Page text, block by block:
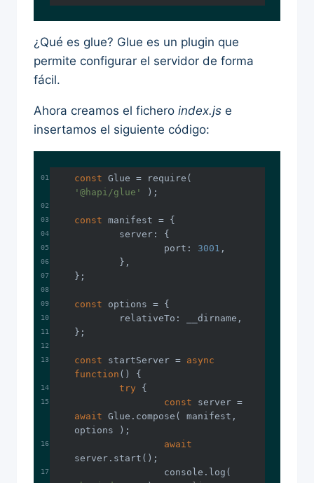
¿Qué es glue? Glue es un plugin que
permite configurar el servidor de forma
fácil.
Ahora creamos el fichero index.js e
insertamos el siguiente código:
const Glue = require
'@hapi/glue'
const
server
port : 3001
const
relativeTo
const startServer = async
function ( )
try
const
server =
await Glue.compose( manifest,
await
console